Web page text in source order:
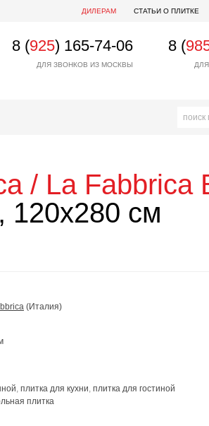
ДИЛЕРАМ СТАТЬИ О ПЛИТКЕ
8 (925) 165-74-06
ДЛЯ ЗВОНКОВ ИЗ МОСКВЫ
8 (
/ La Fabbrica
120x280 см
(Италия)
, плитка для кухни, плитка для гостиной
плитка